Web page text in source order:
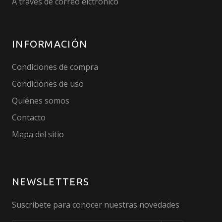
INFORMACIÓN
Condiciones de compra
Condiciones de uso
Quiénes somos
Contacto
Mapa del sitio
NEWSLETTERS
Suscribete para conocer nuestras novedades